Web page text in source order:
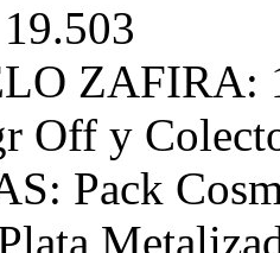
ZAFIRA:
Off y
Pack